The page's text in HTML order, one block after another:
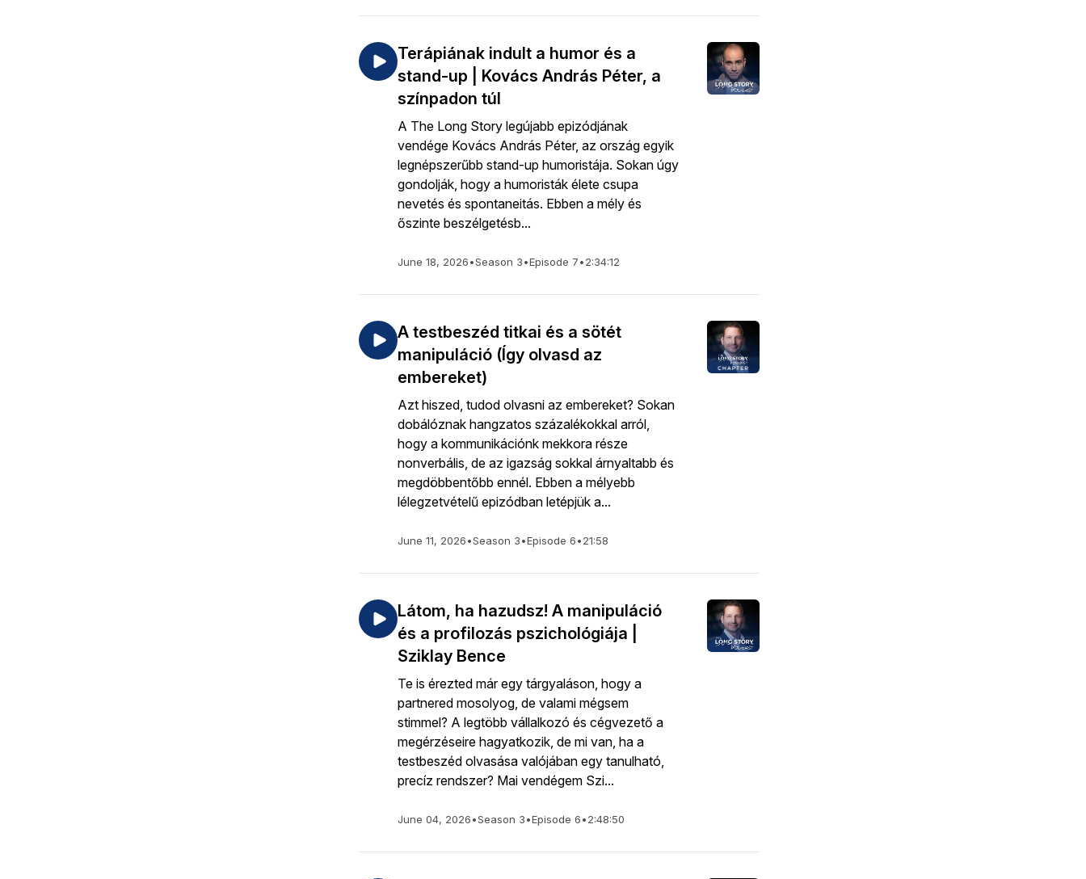
Terápiának indult a humor és a
stand-up | Kovács András Péter, a
színpadon túl
A The Long Story legújabb epizódjának
vendége Kovács András Péter, az ország egyik
legnépszerűbb stand-up humoristája. Sokan úgy
gondolják, hogy a humoristák élete csupa
nevetés és spontaneitás. Ebben a mély és
őszinte beszélgetésb...
June 18, 2026•Season 3•Episode 7•2:34:12
A testbeszéd titkai és a sötét
manipuláció (Így olvasd az
embereket)
Azt hiszed, tudod olvasni az embereket? Sokan
dobálóznak hangzatos százalékokkal arról,
hogy a kommunikációnk mekkora része
nonverbális, de az igazság sokkal árnyaltabb és
megdöbbentőbb ennél. Ebben a mélyebb
lélegzetvételű epizódban letépjük a...
June 11, 2026•Season 3•Episode 6•21:58
Látom, ha hazudsz! A manipuláció
és a profilozás pszichológiája |
Sziklay Bence
Te is érezted már egy tárgyaláson, hogy a
partnered mosolyog, de valami mégsem
stimmel? A legtöbb vállalkozó és cégvezető a
megérzéseire hagyatkozik, de mi van, ha a
testbeszéd olvasása valójában egy tanulható,
precíz rendszer? Mai vendégem Szi...
June 04, 2026•Season 3•Episode 6•2:48:50